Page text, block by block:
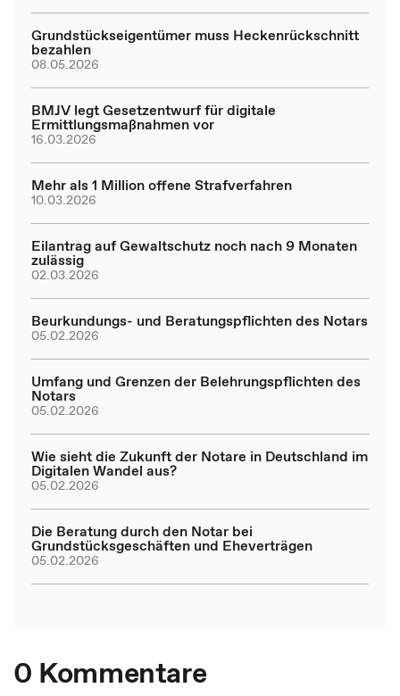
Grundstückseigentümer muss Heckenrückschnitt
bezahlen
08.05.2026
BMJV legt Gesetzentwurf für digitale
Ermittlungsmaßnahmen vor
16.03.2026
Mehr als 1 Million offene Strafverfahren
10.03.2026
Eilantrag auf Gewaltschutz noch nach 9 Monaten
zulässig
02.03.2026
Beurkundungs- und Beratungspflichten des Notars
05.02.2026
Umfang und Grenzen der Belehrungspflichten des
Notars
05.02.2026
Wie sieht die Zukunft der Notare in Deutschland im
Digitalen Wandel aus?
05.02.2026
Die Beratung durch den Notar bei
Grundstücksgeschäften und Eheverträgen
05.02.2026
0 Kommentare